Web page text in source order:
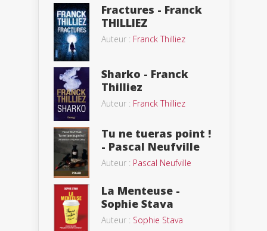
Fractures - Franck
THILLIEZ
Auteur : Franck Thilliez
Sharko - Franck
Thilliez
Auteur : Franck Thilliez
Tu ne tueras point !
- Pascal Neufville
Auteur : Pascal Neufville
La Menteuse -
Sophie Stava
Auteur : Sophie Stava